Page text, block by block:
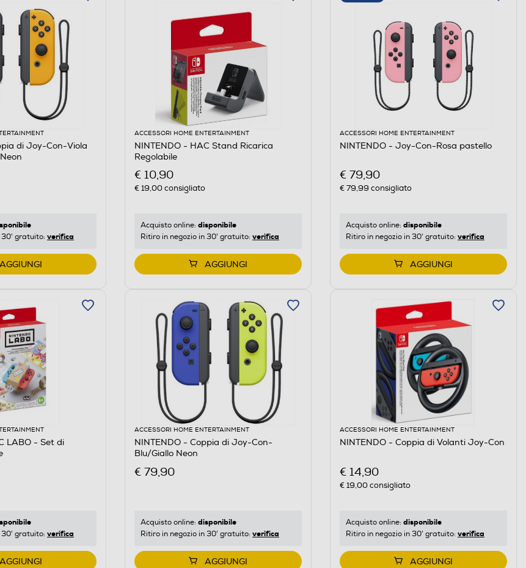
di Joy-Con-Viola
30' gratuito: verifica
AGGIUNGI
ACCESSORI HOME ENTERTAINMENT
NINTENDO - HAC Stand Ricarica
Regolabile
€ 10,90
€ 19,00consigliato
Acquisto online: disponibile
Ritiro in negozio in 30' gratuito: verifica
AGGIUNGI
ACCESSORI HOME ENTERTAINMENT
NINTENDO - Joy-Con-Rosa pastello
€ 79,90
€ 79,99 consigliato
Acquisto online: disponibile
Ritiro in negozio in 30' gratuito: verifica
AGGIUNGI
LABO - Set di
30' gratuito: verifica
AGGIUNGI
ACCESSORI HOME ENTERTAINMENT
NINTENDO - Coppia di Joy-Con-
Blu/Giallo Neon
€ 79,90
Acquisto online: disponibile
Ritiro in negozio in 30' gratuito: verifica
AGGIUNGI
ACCESSORI HOME ENTERTAINMENT
NINTENDO - Coppia di Volanti Joy-Con
€ 14,90
€ 19,00consigliato
Acquisto online: disponibile
Ritiro in negozio in 30' gratuito: verifica
AGGIUNGI